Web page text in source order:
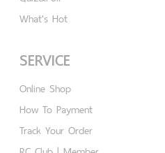
What's Hot
SERVICE
Online Shop
How To Payment
Track Your Order